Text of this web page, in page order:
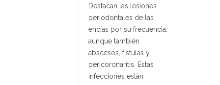
Destacan las lesiones
periodontales de las
encías por su frecuencia,
aunque también
abscesos, fístulas y
pericoronaritis. Estas
infecciones están